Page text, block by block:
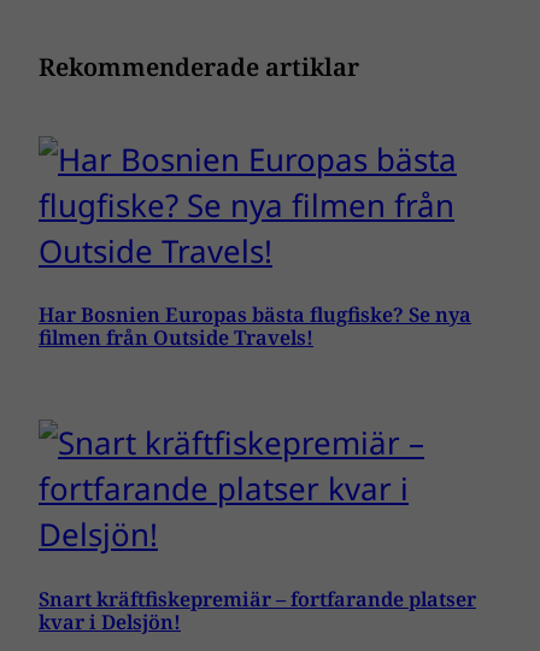
Rekommenderade artiklar
Har Bosnien Europas bästa flugfiske? Se nya
filmen från Outside Travels!
Snart kräftfiskepremiär – fortfarande platser
kvar i Delsjön!